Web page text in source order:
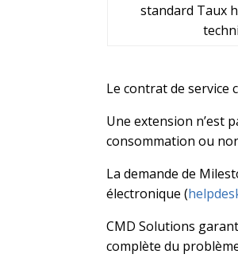
standard Taux
Le contrat de service
Une extension n’est
consommation ou
La demande de
électronique (
CMD Solutions
complète du